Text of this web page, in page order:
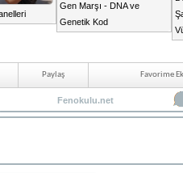
Gen Marşı - DNA ve
Genetik Kod
Paylaş Favorime
Fenokulu.net